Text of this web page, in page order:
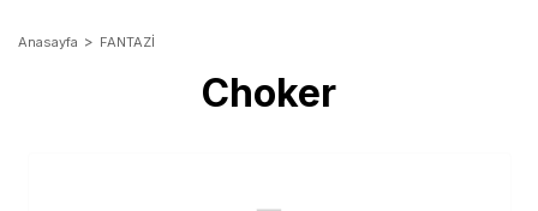
Anasayfa FANTAZİ
Choker